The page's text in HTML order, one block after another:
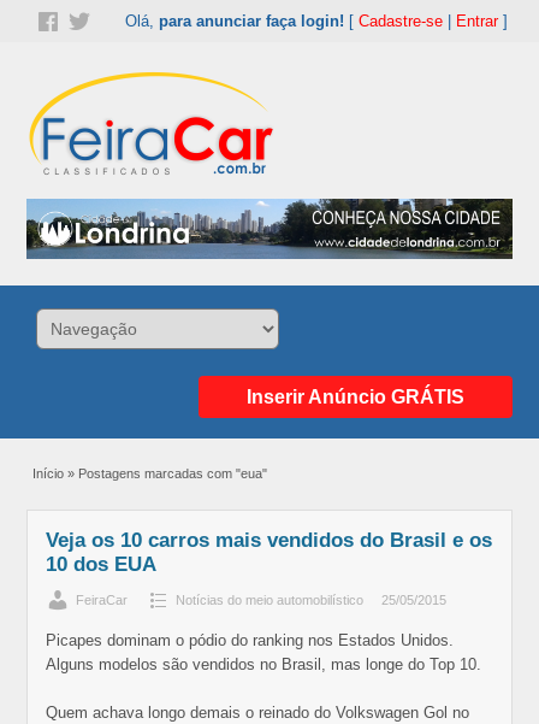
Olá, para anunciar faça login! [ Cadastre-se| Entrar]
Inserir Anúncio GRÁTIS
Início » Postagens marcadas com "eua"
Veja os 10 carros mais vendidos do Brasil e os
10 dos EUA
FeiraCar Notícias do meio automobilístico 25/05/2015
Picapes dominam o pódio do ranking nos Estados Unidos.
Alguns modelos são vendidos no Brasil, mas longe do Top 10.
Quem achava longo demais o reinado do Volkswagen Gol no